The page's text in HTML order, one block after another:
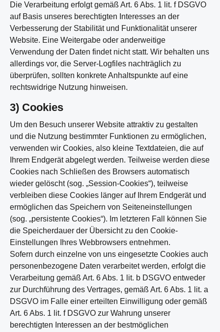
Die Verarbeitung erfolgt gemäß Art. 6 Abs. 1 lit. f DSGVO
auf Basis unseres berechtigten Interesses an der
Verbesserung der Stabilität und Funktionalität unserer
Website. Eine Weitergabe oder anderweitige
Verwendung der Daten findet nicht statt. Wir behalten uns
allerdings vor, die Server-Logfiles nachträglich zu
überprüfen, sollten konkrete Anhaltspunkte auf eine
rechtswidrige Nutzung hinweisen.
3) Cookies
Um den Besuch unserer Website attraktiv zu gestalten
und die Nutzung bestimmter Funktionen zu ermöglichen,
verwenden wir Cookies, also kleine Textdateien, die auf
Ihrem Endgerät abgelegt werden. Teilweise werden diese
Cookies nach Schließen des Browsers automatisch
wieder gelöscht (sog. „Session-Cookies“), teilweise
verbleiben diese Cookies länger auf Ihrem Endgerät und
ermöglichen das Speichern von Seiteneinstellungen
(sog. „persistente Cookies“). Im letzteren Fall können Sie
die Speicherdauer der Übersicht zu den Cookie-
Einstellungen Ihres Webbrowsers entnehmen.
Sofern durch einzelne von uns eingesetzte Cookies auch
personenbezogene Daten verarbeitet werden, erfolgt die
Verarbeitung gemäß Art. 6 Abs. 1 lit. b DSGVO entweder
zur Durchführung des Vertrages, gemäß Art. 6 Abs. 1 lit. a
DSGVO im Falle einer erteilten Einwilligung oder gemäß
Art. 6 Abs. 1 lit. f DSGVO zur Wahrung unserer
berechtigten Interessen an der bestmöglichen